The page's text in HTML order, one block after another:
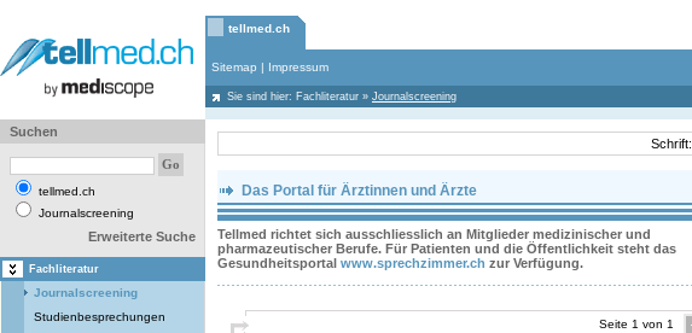
tellmed.ch
Sitemap | Impressum
Sie sind hier: Fachliteratur » Journalscreening
Suchen
tellmed.ch
Journalscreening
Erweiterte Suche
Fachliteratur
Journalscreening
Studienbesprechungen
Schrift:
Das Portal für Ärztinnen und Ärzte
Tellmed richtet sich ausschliesslich an Mitglieder medizinischer und
pharmazeutischer Berufe. Für Patienten und die Öffentlichkeit steht das
Gesundheitsportal www.sprechzimmer.ch zur Verfügung.
Seite 1 von 1